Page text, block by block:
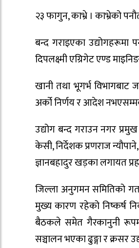
२३ फागुन, काभ्रे । काभ्रेको
बन्द गराइएका उद्योगहरूमा
दिपलक्ष्मी एग्रिगेट एण्ड
खानी तथा भूगर्भ
अर्को निर्णय र आदेश
उद्योग बन्द गराउन नगर
केसी, निर्देशक प्रणराज
ज्ञानबहादुर खड़का लगायत
जिल्ला अनुगमन समितिको
मुख्य कारण रहेको निष्कर्ष
बैठकले समेत गैरकानुनी
सञ्चालन भएका ढुङ्गा र क्रसर